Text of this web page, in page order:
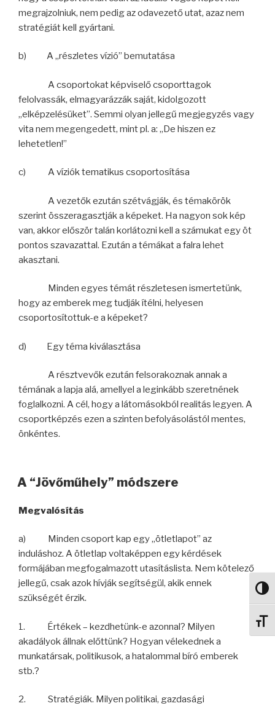
megrajzolniuk, nem pedig az odavezető utat, azaz nem
stratégiát kell gyártani.
b) A „részletes vízió” bemutatása
A csoportokat képviselő csoporttagok
felolvassák, elmagyarázzák saját, kidolgozott
„elképzelésüket”. Semmi olyan jellegű megjegyzés vagy
vita nem megengedett, mint pl. a: „De hiszen ez
lehetetlen!”
c) A víziók tematikus csoportosítása
A vezetők ezután szétvágják, és témakörök
szerint összeragasztják a képeket. Ha nagyon sok kép
van, akkor először talán korlátozni kell a számukat egy öt
pontos szavazattal. Ezután a témákat a falra lehet
akasztani.
Minden egyes témát részletesen ismertetünk,
hogy az emberek meg tudják ítélni, helyesen
csoportosítottuk-e a képeket?
d) Egy téma kiválasztása
A résztvevők ezután felsorakoznak annak a
témának a lapja alá, amellyel a leginkább szeretnének
foglalkozni. A cél, hogy a látomásokból realitás legyen. A
csoportképzés ezen a szinten befolyásolástól mentes,
önkéntes.
A “Jövőműhely” módszere
Megvalósítás
a) Minden csoport kap egy „ötletlapot” az
induláshoz. A ötletlap voltaképpen egy kérdések
formájában megfogalmazott utasításlista. Nem kötelező
jellegű, csak azok hívják segítségül, akik ennek
szükségét érzik.
1. Értékek – kezdhetünk-e azonnal? Milyen
akadályok állnak előttünk? Hogyan vélekednek a
munkatársak, politikusok, a hatalommal bíró emberek
stb.?
2. Stratégiák. Milyen politikai, gazdasági